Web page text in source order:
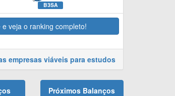
B3SA
e veja o ranking completo!
empresas viáveis para estudos
Próximos Balanços